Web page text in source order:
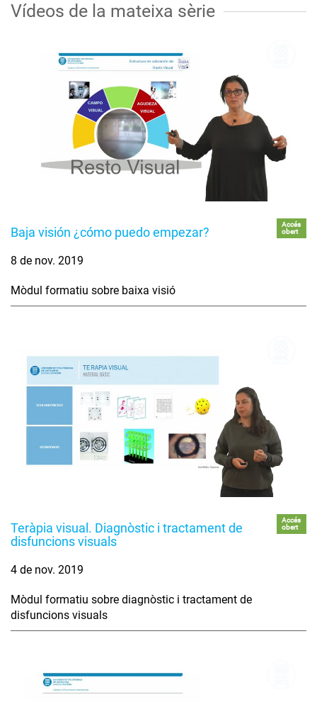
Vídeos de la mateixa sèrie
Baja visión ¿cómo puedo empezar?
Accés
obert
8 de nov. 2019
Mòdul formatiu sobre baixa visió
Teràpia visual. Diagnòstic i tractament de
disfuncions visuals
Accés
obert
4 de nov. 2019
Mòdul formatiu sobre diagnòstic i tractament de
disfuncions visuals